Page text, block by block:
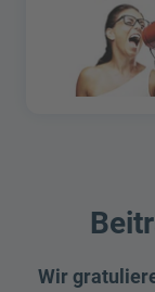
Wir